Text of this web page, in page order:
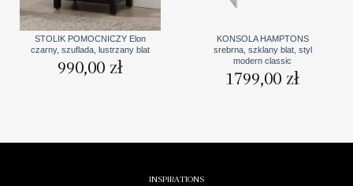
STOLIK POMOCNICZY Elon
czarny, szuflada, lustrzany blat
990,00 zł
KONSOLA HAMPTONS
srebrna, szklany blat, styl
modern classic
1799,00 zł
INSPIRATIONS